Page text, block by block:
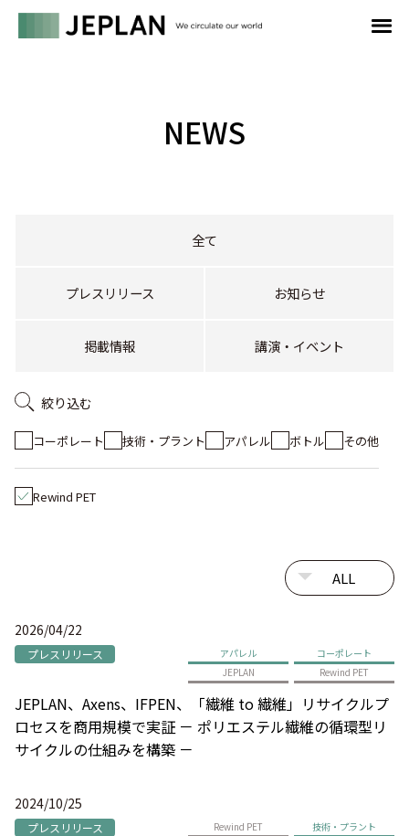
NEWS
全て
プレスリリース お知らせ
掲載情報 講演・イベント
絞り込む
コーポレート 技術・プラント アパレル ボトル その他
Rewind PET
2026/04/22
プレスリリース アパレル
コーポレート
JEPLAN
Rewind PET
JEPLAN、Axens、IFPEN、「繊維 to 繊維」リサイクルプ
ロセスを商用規模で実証 － ポリエステル繊維の循環型リ
サイクルの仕組みを構築 －
2024/10/25
プレスリリース Rewind PET 技術・プラント